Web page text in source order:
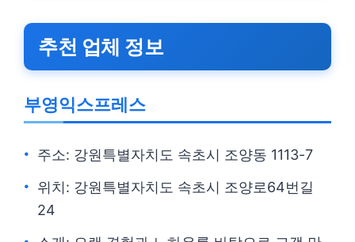
추천 업체 정보
부영익스프레스
주소: 강원특별자치도 속초시 조양동 1113-7
위치: 강원특별자치도 속초시 조양로64번길
24